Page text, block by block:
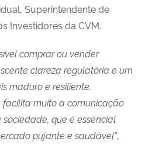
Superintendente de
Investidores da CVM.
comprar ou vender
clareza regulatória e um
maduro e resiliente.
muito a comunicação
que é essencial
pujante e saudável",